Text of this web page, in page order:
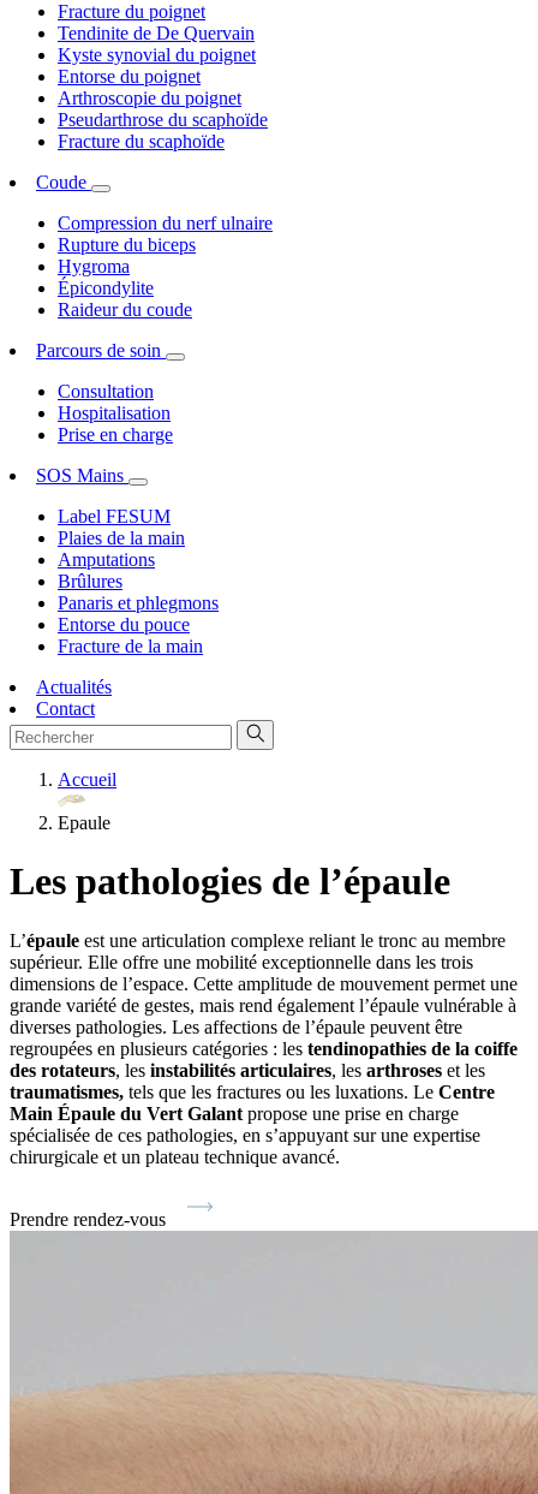
Fracture du poignet
Tendinite de De Quervain
Kyste synovial du poignet
Entorse du poignet
Arthroscopie du poignet
Pseudarthrose du scaphoïde
Fracture du scaphoïde
Coude
Compression du nerf ulnaire
Rupture du biceps
Hygroma
Épicondylite
Raideur du coude
Parcours de soin
Consultation
Hospitalisation
Prise en charge
SOS Mains
Label FESUM
Plaies de la main
Amputations
Brûlures
Panaris et phlegmons
Entorse du pouce
Fracture de la main
Actualités
Contact
Accueil
Epaule
Les pathologies de l’épaule
L’épaule est une articulation complexe reliant le tronc au membre
supérieur. Elle offre une mobilité exceptionnelle dans les trois
dimensions de l’espace. Cette amplitude de mouvement permet une
grande variété de gestes, mais rend également l’épaule vulnérable à
diverses pathologies. Les affections de l’épaule peuvent être
regroupées en plusieurs catégories : les tendinopathies de la coiffe
des rotateurs, les instabilités articulaires, les arthroses et les
traumatismes, tels que les fractures ou les luxations. Le Centre
Main Épaule du Vert Galant propose une prise en charge
spécialisée de ces pathologies, en s’appuyant sur une expertise
chirurgicale et un plateau technique avancé.
Prendre rendez-vous